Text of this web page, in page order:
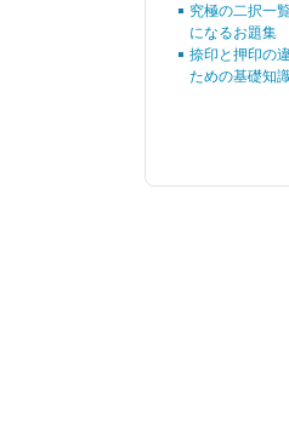
究極の二択一
になるお題集
捺印と押印の
ための基礎知